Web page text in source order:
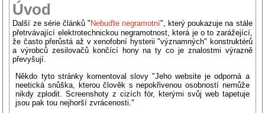
Úvod
Další ze série článků " Nebuďte negramotní", který poukazuje na stále
přetrvávající elektrotechnickou negramotnost, která je o to zarážející,
že často přerůstá až v xenofobní hysterii "významných" konstruktérů
a výrobců zesilovačů končící hony na ty co je znalostmi výrazně
převyšují.
Někdo tyto stránky komentoval slovy "Jeho website je odporná a
neetická snůška, kterou člověk s nepokřivenou osobností nemůže
nikdy zplodit. Screenshoty z cizích fór, kterými svůj web tapetuje
jsou pak tou nejhorší zvrácenosti."